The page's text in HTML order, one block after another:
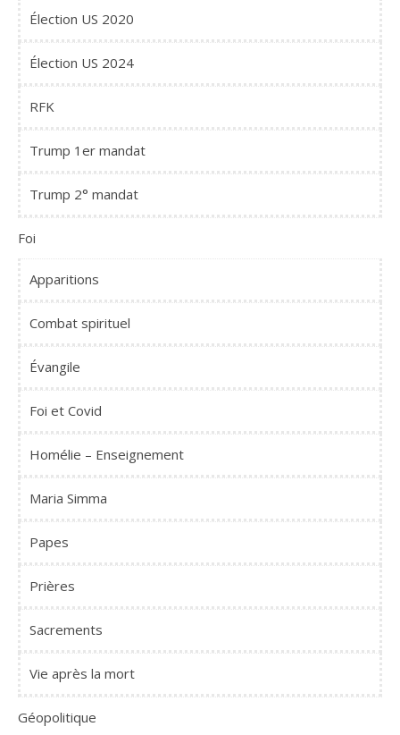
Élection US 2020
Élection US 2024
RFK
Trump 1er mandat
Trump 2° mandat
Foi
Apparitions
Combat spirituel
Évangile
Foi et Covid
Homélie – Enseignement
Maria Simma
Papes
Prières
Sacrements
Vie après la mort
Géopolitique